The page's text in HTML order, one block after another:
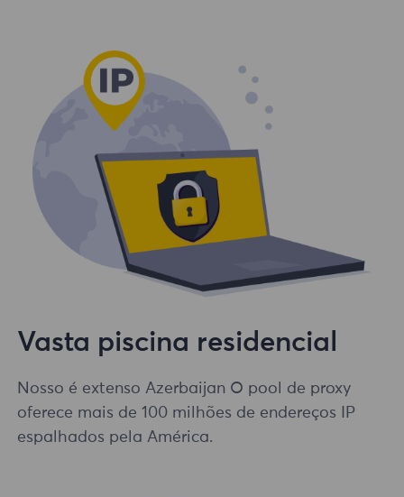
Vasta piscina residencial
Nosso é extenso Azerbaijan O pool de proxy
oferece mais de 100 milhões de endereços IP
espalhados pela América.